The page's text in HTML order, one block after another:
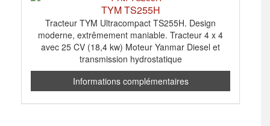
TYM TS255H
Tracteur TYM Ultracompact TS255H. Design
moderne, extrêmement maniable. Tracteur 4 x 4
avec 25 CV (18,4 kw) Moteur Yanmar Diesel et
transmission hydrostatique
Informations complémentaires